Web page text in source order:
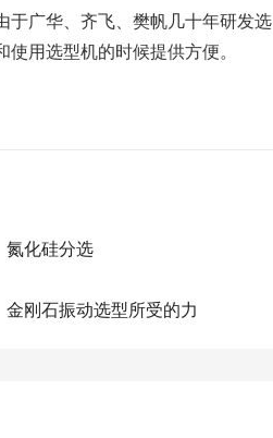
于广华、齐飞、樊帆几十年研发选
用选型机的时候提供方便。
氮化硅分选
金刚石振动选型所受的力